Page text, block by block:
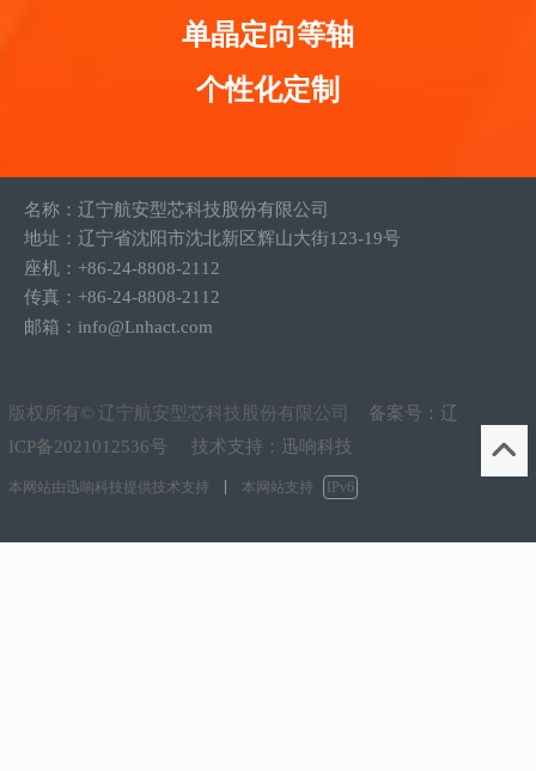
单晶定向等轴
个性化定制
名称：辽宁航安型芯科技股份有限公司
地址：辽宁省沈阳市沈北新区辉山大街123-19号
座机：+86-24-8808-2112
传真：+86-24-8808-2112
邮箱：info@Lnhact.com
版权所有© 辽宁航安型芯科技股份有限公司 备案号： 辽
ICP备2021012536号 技术支持：迅响科技
本网站由迅响科技提供技术支持 本网站支持 IPv6